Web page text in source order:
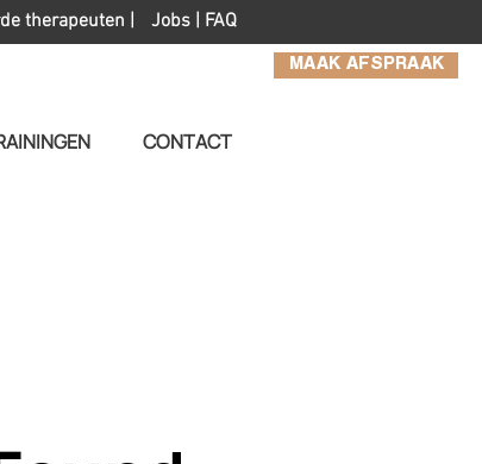
MAAK AFSPRAAK
Jobs | FAQ
therapeuten |
CONTACT